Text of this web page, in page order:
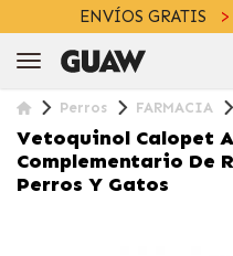
ENVÍOS GRATIS
Perros FARMACIA
Vetoquinol Calopet
Complementario De
Perros Y Gatos